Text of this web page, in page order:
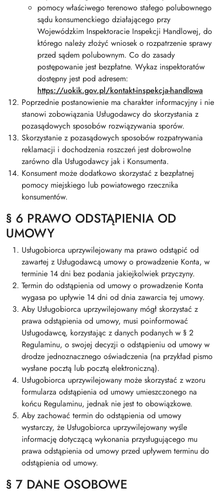
pomocy właściwego terenowo stałego polubownego
sądu konsumenckiego działającego przy
Wojewódzkim Inspektoracie Inspekcji Handlowej, do
którego należy złożyć wniosek o rozpatrzenie sprawy
przed sądem polubownym. Co do zasady
postępowanie jest bezpłatne. Wykaz inspektoratów
dostępny jest pod adresem:
https://uokik.gov.pl/kontakt-inspekcja-handlowa
Poprzednie postanowienie ma charakter informacyjny i nie
stanowi zobowiązania Usługodawcy do skorzystania z
pozasądowych sposobów rozwiązywania sporów.
Skorzystanie z pozasądowych sposobów rozpatrywania
reklamacji i dochodzenia roszczeń jest dobrowolne
zarówno dla Usługodawcy jak i Konsumenta.
Konsument może dodatkowo skorzystać z bezpłatnej
pomocy miejskiego lub powiatowego rzecznika
konsumentów.
§ 6 PRAWO ODSTĄPIENIA OD
UMOWY
Usługobiorca uprzywilejowany ma prawo odstąpić od
zawartej z Usługodawcą umowy o prowadzenie Konta, w
terminie 14 dni bez podania jakiejkolwiek przyczyny.
Termin do odstąpienia od umowy o prowadzenie Konta
wygasa po upływie 14 dni od dnia zawarcia tej umowy.
Aby Usługobiorca uprzywilejowany mógł skorzystać z
prawa odstąpienia od umowy, musi poinformować
Usługodawcę, korzystając z danych podanych w § 2
Regulaminu, o swojej decyzji o odstąpieniu od umowy w
drodze jednoznacznego oświadczenia (na przykład pismo
wysłane pocztą lub pocztą elektroniczną).
Usługobiorca uprzywilejowany może skorzystać z wzoru
formularza odstąpienia od umowy umieszczonego na
końcu Regulaminu, jednak nie jest to obowiązkowe.
Aby zachować termin do odstąpienia od umowy
wystarczy, że Usługobiorca uprzywilejowany wyśle
informację dotyczącą wykonania przysługującego mu
prawa odstąpienia od umowy przed upływem terminu do
odstąpienia od umowy.
§ 7 DANE OSOBOWE